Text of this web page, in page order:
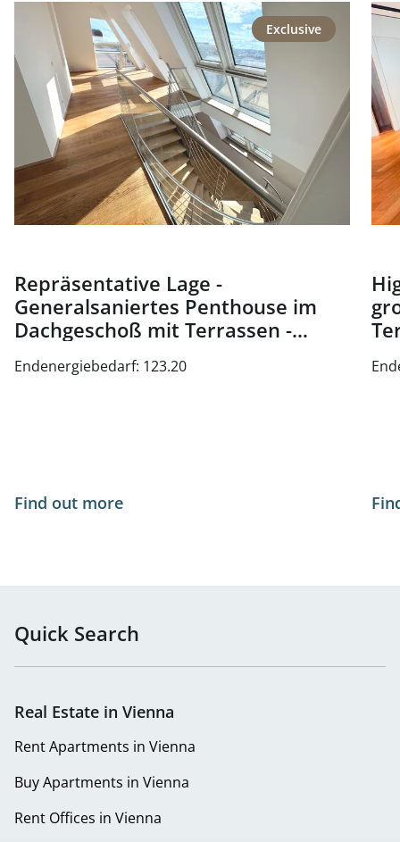
link to page Repräsentative Lage - Generalsaniertes
Exclusive
Repräsentative Lage -
Generalsaniertes Penthouse im
Dachgeschoß mit Terrassen -
kaufen in 1010 Wien
Endenergiebedarf: 123.20
Find out more
link
Quick Search
Real Estate in Vienna
Rent Apartments in Vienna
Buy Apartments in Vienna
Rent Offices in Vienna